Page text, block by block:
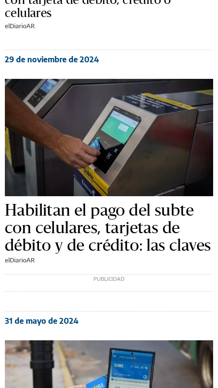
celulares
elDiarioAR
29 de noviembre de 2024
Habilitan el pago del subte
con celulares, tarjetas de
débito y de crédito: las claves
elDiarioAR
31 de mayo de 2024